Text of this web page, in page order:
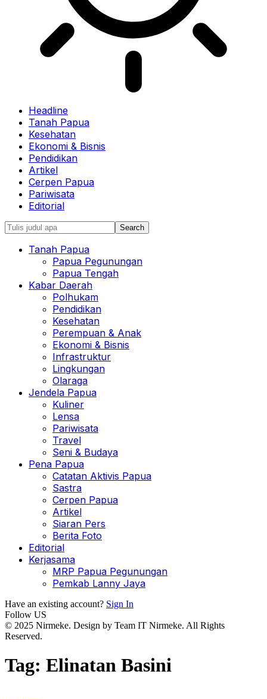
Headline
Tanah Papua
Kesehatan
Ekonomi & Bisnis
Pendidikan
Artikel
Cerpen Papua
Pariwisata
Editorial
Tanah Papua
Papua Pegunungan
Papua Tengah
Kabar Daerah
Polhukam
Pendidikan
Kesehatan
Perempuan & Anak
Ekonomi & Bisnis
Infrastruktur
Lingkungan
Olaraga
Jendela Papua
Kuliner
Lensa
Pariwisata
Travel
Seni & Budaya
Pena Papua
Catatan Aktivis Papua
Sastra
Cerpen Papua
Artikel
Siaran Pers
Berita Foto
Editorial
Kerjasama
MRP Papua Pegunungan
Pemkab Lanny Jaya
Have an existing account? Sign In
Follow US
© 2025 Nirmeke. Design by Team IT Nirmeke. All Rights
Reserved.
Tag: Elinatan Basini